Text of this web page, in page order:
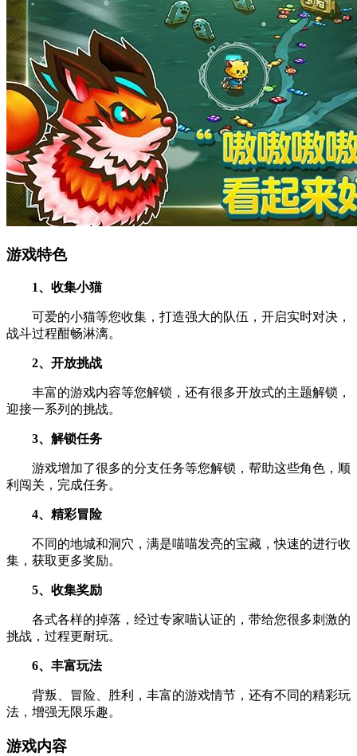
游戏特色
1、收集小猫
可爱的小猫等您收集，打造强大的队伍，开启实时对决，
战斗过程酣畅淋漓。
2、开放挑战
丰富的游戏内容等您解锁，还有很多开放式的主题解锁，
迎接一系列的挑战。
3、解锁任务
游戏增加了很多的分支任务等您解锁，帮助这些角色，顺
利闯关，完成任务。
4、精彩冒险
不同的地城和洞穴，满是喵喵发亮的宝藏，快速的进行收
集，获取更多奖励。
5、收集奖励
各式各样的掉落，经过专家喵认证的，带给您很多刺激的
挑战，过程更耐玩。
6、丰富玩法
背叛、冒险、胜利，丰富的游戏情节，还有不同的精彩玩
法，增强无限乐趣。
游戏内容